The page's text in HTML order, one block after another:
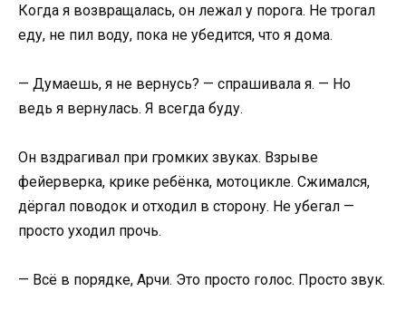
Когда я возвращалась, он лежал у порога. Не трогал
еду, не пил воду, пока не убедится, что я дома.
— Думаешь, я не вернусь? — спрашивала я. — Но
ведь я вернулась. Я всегда буду.
Он вздрагивал при громких звуках. Взрыве
фейерверка, крике ребёнка, мотоцикле. Сжимался,
дёргал поводок и отходил в сторону. Не убегал —
просто уходил прочь.
— Всё в порядке, Арчи. Это просто голос. Просто звук.